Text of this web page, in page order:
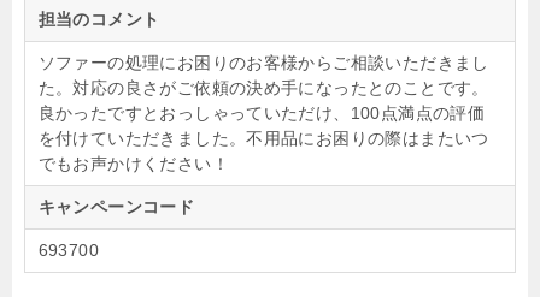
担当のコメント
ソファーの処理にお困りのお客様からご相談いただきまし
た。対応の良さがご依頼の決め手になったとのことです。
良かったですとおっしゃっていただけ、100点満点の評価
を付けていただきました。不用品にお困りの際はまたいつ
でもお声かけください！
キャンペーンコード
693700